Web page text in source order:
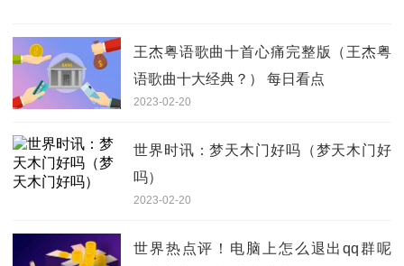
王杰粤语歌曲十首心痛完整版（王杰粤
语歌曲十大经典？） 每日看点
2023-02-20
世界时讯：梦天木门好吗（梦天木门好
吗）
2023-02-20
世界热点评！电脑上怎么退出qq群呢